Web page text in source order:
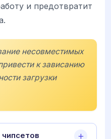
и предотвратит
несовместимых
к зависанию
загрузки